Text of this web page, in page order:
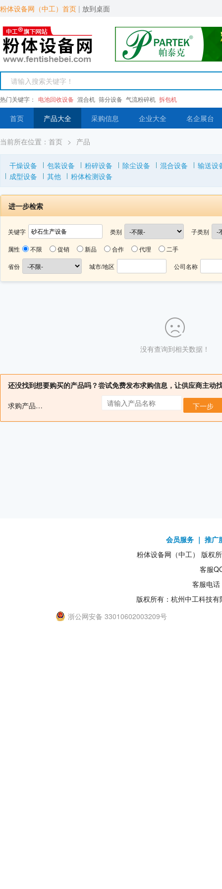
粉体设备网（中工）首页 | 放到桌面
热门关键字： 电池回收设备 混合机 筛分设备 气流粉碎机 拆包机
首页 产品大全 采购信息 企业大全 名企展台
当前所在位置： 首页 > 产品
干燥设备 包装设备 粉碎设备 除尘设备 混合设备
输送设
成型设备
其他 粉体检测设备
进一步检索
关键字 类别 子类别
属性 不限 促销 新品 合作 代理 二手
省份 城市/地区 公司名称
没有查询到相关数据！
还没找到想要购买的产品吗？尝试免费发布求购信息，让供应商主动
求购产品名： 下一步
会员服务 ｜ 推广
粉体设备网（中工） 版权
客服
客服电
版权所有：杭州中工科技
浙公网安备 33010602003209号